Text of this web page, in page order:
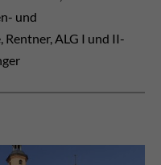
und
ALG I und II-